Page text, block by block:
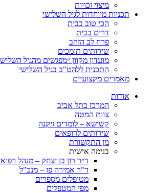
מיצוי זכויות
מיוחדות לגיל השלישי
הכי טוב בבית
דרים בבית
פרח לב הזהב
שירותים תומכים
מועדון מקוון ״מפגשים מהגיל השלישי״
התכנית ללהט"ב בגיל השלישי
מקצועיים
המרכז בתל אביב
צוות המטה
קשישא – לומדים זיקנה
שירותים לרופאים
מן התקשורת
בנימה אישית
ד״ר רון בן יצחק – מנהל רפואי
ד"ר אמירה פז – מנכ"ל
מטופלים מספרים
מפי המטפלים